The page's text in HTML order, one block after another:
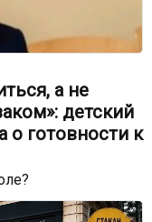
а не
детский
о готовности к